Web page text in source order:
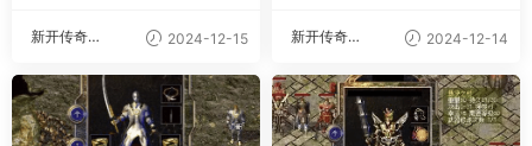
新开传奇私
2024-12-15
新开传奇私
2024-12-14